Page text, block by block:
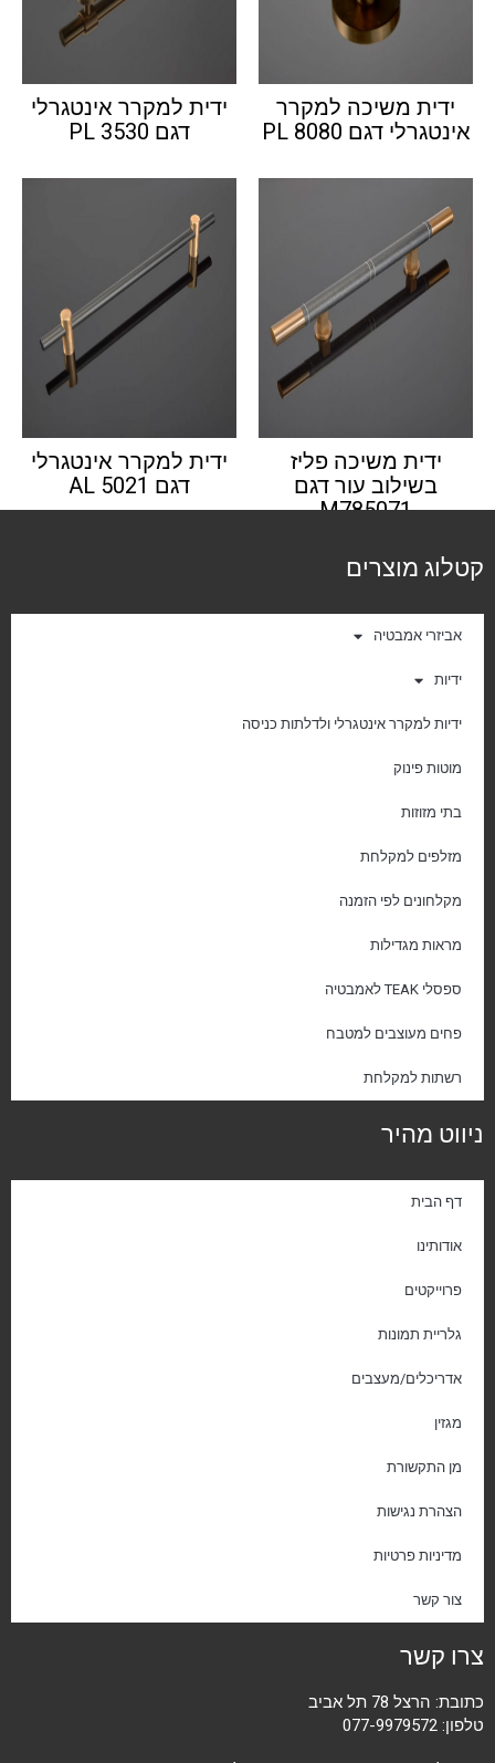
ידית משיכה למקרר
אינטגרלי דגם PL 8080
ידית למקרר אינטגרלי
דגם PL 3530
ידית משיכה פליז
בשילוב עור דגם
M785071
ידית למקרר אינטגרלי
דגם AL 5021
קטלוג מוצרים
אביזרי אמבטיה
ידיות
ידיות למקרר אינטגרלי ולדלתות כניסה
מוטות פינוק
בתי מזוזות
מזלפים למקלחת
מקלחונים לפי הזמנה
מראות מגדילות
ספסלי TEAK לאמבטיה
פחים מעוצבים למטבח
רשתות למקלחת
ניווט מהיר
דף הבית
אודותינו
פרוייקטים
גלריית תמונות
אדריכלים/מעצבים
מגזין
מן התקשורת
הצהרת נגישות
מדיניות פרטיות
צור קשר
צרו קשר
כתובת: הרצל 78 תל אביב
טלפון: 077-9979572